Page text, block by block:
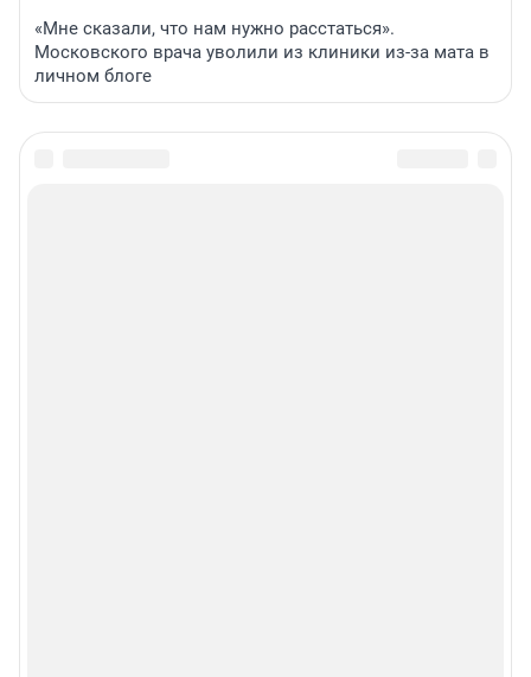
«Мне сказали, что нам нужно расстаться».
Московского врача уволили из клиники из-за мата в
личном блоге